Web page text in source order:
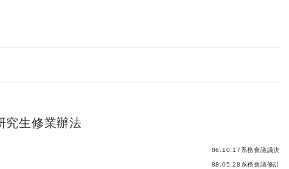
究生修業辦法
86.10.17系務會議議決
88.05.28系務會議修訂